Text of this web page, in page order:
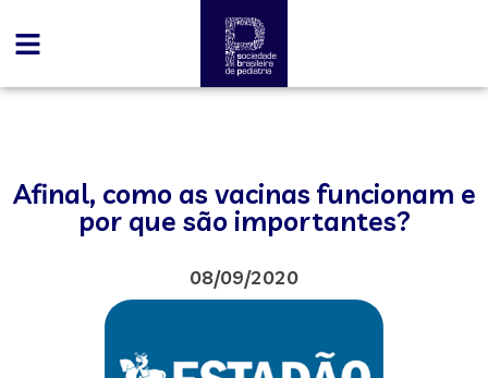
Afinal, como as vacinas funcionam e
por que são importantes?
08/09/2020